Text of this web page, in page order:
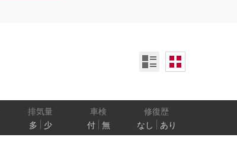
排気量
多
少
車検
付
無
修復歴
なし
あり